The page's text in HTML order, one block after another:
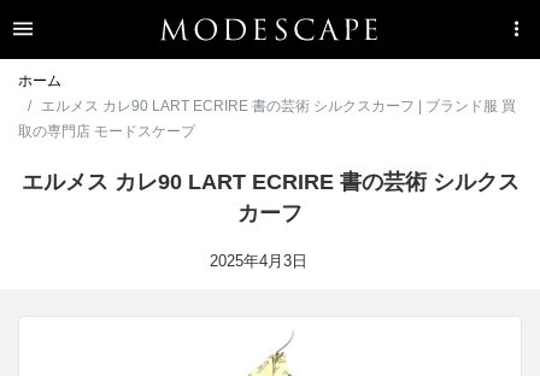
ホーム
エルメス カレ90 LART ECRIRE 書の芸術 シルクスカーフ | ブランド服 買
取の専門店 モードスケープ
エルメス カレ90 LART ECRIRE 書の芸術 シルクス
カーフ
2025年4月3日